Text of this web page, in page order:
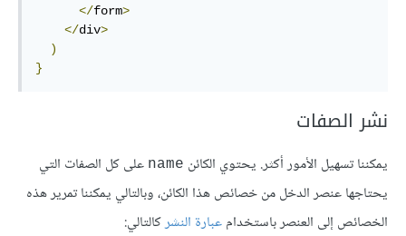
</form>
</div>
)
}
نشر الصفات
يمكننا تسهيل الأمور أكثر. يحتوي الكائن name على كل الصفات التي
يحتاجها عنصر الدخل من خصائص هذا الكائن، وبالتالي يمكننا تمرير هذه
الخصائص إلى العنصر باستخدامعبارة النشركالتالي: